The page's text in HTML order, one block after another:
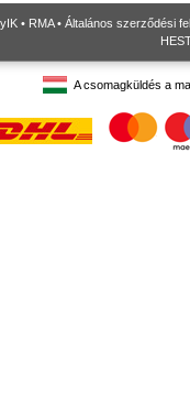
• RMA• Általános szerződési
A csomagküldés a